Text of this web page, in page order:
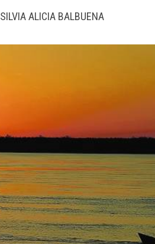
SILVIA ALICIA BALBUENA